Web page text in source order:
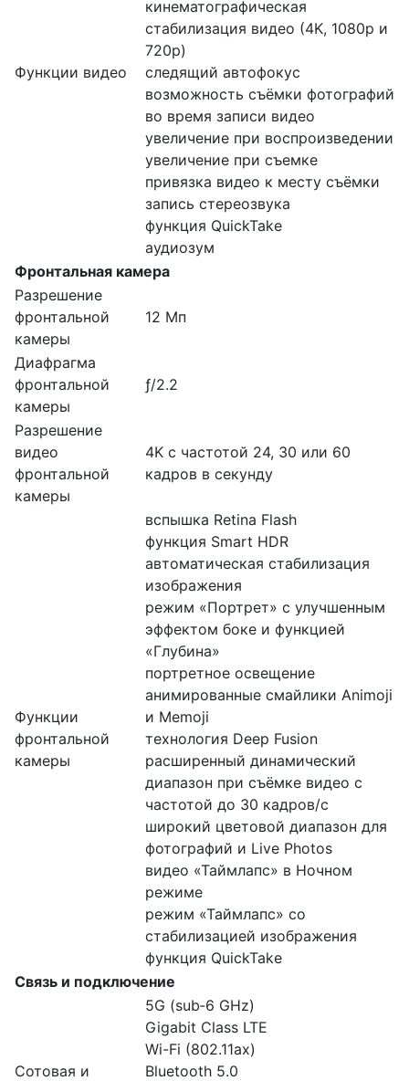
Функции видео
кинематографическая
стабилизация видео (4K, 1080p и
720p)
следящий автофокус
возможность съёмки фотографий
во время записи видео
увеличение при воспроизведении
увеличение при съемке
привязка видео к месту съёмки
запись стереозвука
функция QuickTake
аудиозум
Фронтальная камера
Разрешение
фронтальной
камеры
12 Мп
Диафрагма
фронтальной
камеры
ƒ/2.2
Разрешение
видео
фронтальной
камеры
4K с частотой 24, 30 или 60
кадров в секунду
Функции
фронтальной
камеры
вспышка Retina Flash
функция Smart HDR
автоматическая стабилизация
изображения
режим «Портрет» с улучшенным
эффектом боке и функцией
«Глубина»
портретное освещение
анимированные смайлики Animoji
и Memoji
технология Deep Fusion
расширенный динамический
диапазон при съёмке видео с
частотой до 30 кадров/ с
широкий цветовой диапазон для
фотографий и Live Photos
видео «Таймлапс» в Ночном
режиме
режим «Таймлапс» со
стабилизацией изображения
функция QuickTake
Связь и подключение
Сотовая и
5G (sub‑6 GHz)
Gigabit Class LTE
Wi-Fi (802.11​ax)
Bluetooth 5.0